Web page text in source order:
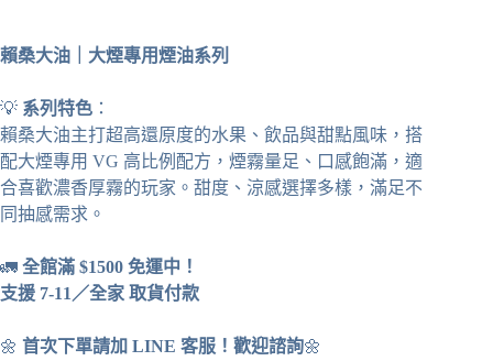
賴桑大油｜大煙專用煙油系列
💡 系列特色 ：
賴桑大油主打超高還原度的水果、飲品與甜點風味，搭
配大煙專用 VG 高比例配方，煙霧量足、口感飽滿，適
合喜歡濃香厚霧的玩家。甜度、涼感選擇多樣，滿足不
同抽感需求。
🚛 全館滿 $1500 免運中！
支援 7-11／全家 取貨付款
🌼 首次下單請加 LINE 客服！歡迎諮詢🌼